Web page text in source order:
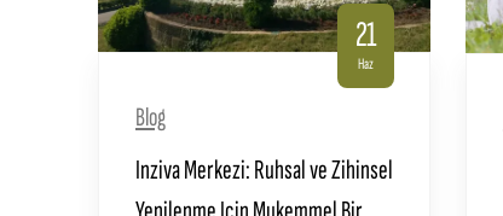
21
Haz
Blog
Inziva Merkezi: Ruhsal ve Zihinsel